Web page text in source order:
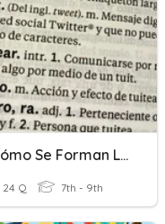
¿Cómo Se Forman Las Palabras?
24 Q 7th - 9th